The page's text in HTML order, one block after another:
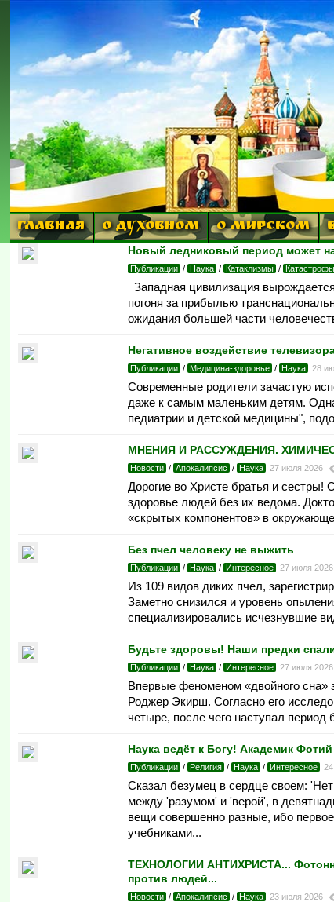
ГЛАВНАЯ О ДУХОВНОМ О МИРСКОМ
Новый ледниковый период может
Публикации / Наука / Катаклизмы / Катастрофы
Западная цивилизация
погоня за прибылью
ожидания большей части
Негативное воздействие
Публикации / Медицина-здоровье / Наука 28
Современные родители зачастую
даже к самым маленьким детям.
педиатрии и детской медицины",
МНЕНИЯ И РАССУЖДЕНИЯ.
Новости / Апокалипсис / Наука 27 июля 2026
Дорогие во Христе братья и сестры!
здоровье людей без их ведома.
«скрытых компонентов» в
Без пчел человеку не выжить
Публикации / Наука / Интересное 27 июля 2026
Из 109 видов диких пчел,
Заметно снизился и уровень
специализировались исчезнувшие
Будьте здоровы! Наши предки
Публикации / Наука / Интересное 27 июля 2026
Впервые феноменом «двойного сна»
Роджер Экирш. Согласно его
четыре, после чего наступал
Наука ведёт к Богу! Академик
Публикации / Религия / Наука / Интересное
Сказал безумец в сердце своем:
между 'разумом' и 'верой', в
вещи совершенно разные, ибо
учебниками...
ТЕХНОЛОГИИ АНТИХРИСТА...
против людей...
Новости / Апокалипсис / Наука 23 июля 2026